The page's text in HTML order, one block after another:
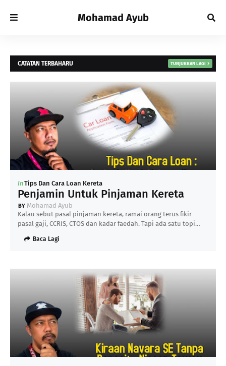
Mohamad Ayub
CATATAN TERBAHARU TUNJUKKAN LAGI
InTips Dan Cara Loan Kereta
Penjamin Untuk Pinjaman Kereta
Mohamad Ayub
Kalau sebut pasal pinjaman kereta, ramai orang terus fikir
pasal gaji, CCRIS, CTOS dan kadar faedah. Tapi ada satu topi…
Baca Lagi